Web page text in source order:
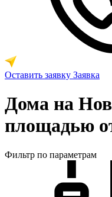
Оставить заявку Заявка
Дома на
площадью
Фильтр по параметрам